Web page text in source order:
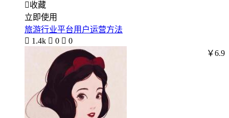
收藏
立即使用
旅游行业平台用户运营方法
 1.4k  0  0
￥6.9